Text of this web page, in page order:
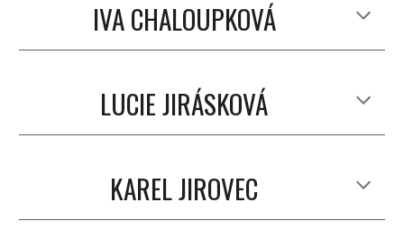
IVA CHALOUPKOVÁ
LUCIE JIRÁSKOVÁ
KAREL JIROVEC